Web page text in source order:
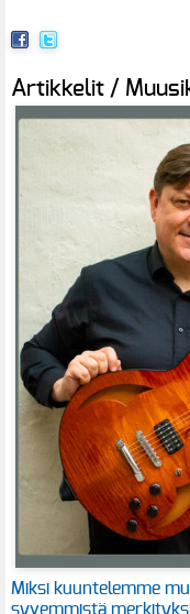
Artikkelit /
Miksi kuuntelemme
syvemmistä